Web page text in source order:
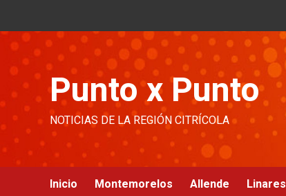
contenido
Punto x Punto
NOTICIAS DE LA REGIÓN CITRÍCOLA
Inicio Montemorelos Allende Linares